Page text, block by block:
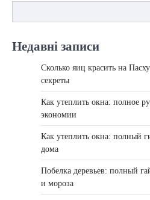
Недавні записи
Сколько яиц красить на
секреты
Как утеплить окна: полное
экономии
Как утеплить окна: полный
дома
Побелка деревьев: полный
и мороза